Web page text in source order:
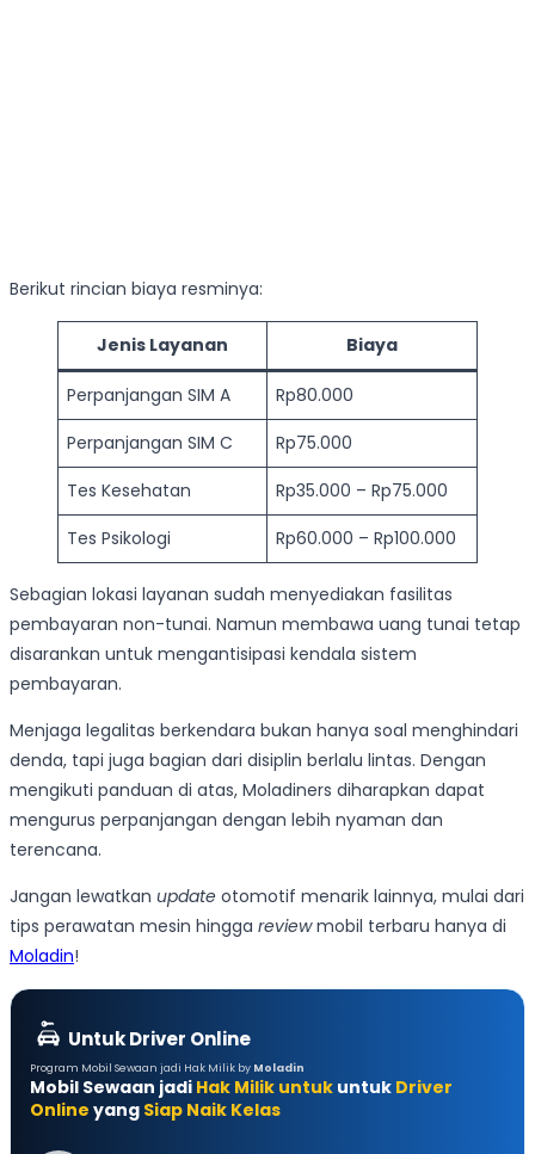
Berikut rincian biaya resminya:
Jenis Layanan Biaya
Perpanjangan SIM A
Rp80.000
Perpanjangan SIM C
Rp75.000
Tes Kesehatan
Rp35.000 – Rp75.000
Tes Psikologi
Rp60.000 – Rp100.000
Sebagian lokasi layanan sudah menyediakan fasilitas
pembayaran non-tunai. Namun membawa uang tunai tetap
disarankan untuk mengantisipasi kendala sistem
pembayaran.
Menjaga legalitas berkendara bukan hanya soal menghindari
denda, tapi juga bagian dari disiplin berlalu lintas. Dengan
mengikuti panduan di atas, Moladiners diharapkan dapat
mengurus perpanjangan dengan lebih nyaman dan
terencana.
Jangan lewatkan update otomotif menarik lainnya, mulai dari
tips perawatan mesin hingga reviewmobil terbaru hanya di
Moladin!
Untuk Driver Online
Program Mobil Sewaan jadi Hak Milik by Moladin
Mobil Sewaan jadi Hak Milik untuk untuk Driver
Online yang Siap Naik Kelas